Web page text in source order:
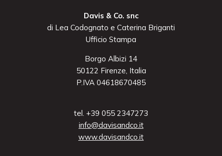
Davis & Co. snc
di Lea Codognato e Caterina Briganti
Ufficio Stampa
Borgo Albizi 14
50122 Firenze, Italia
P.IVA 04618670485
tel. +39 055 2347273
info@davisandco.it
www.davisandco.it